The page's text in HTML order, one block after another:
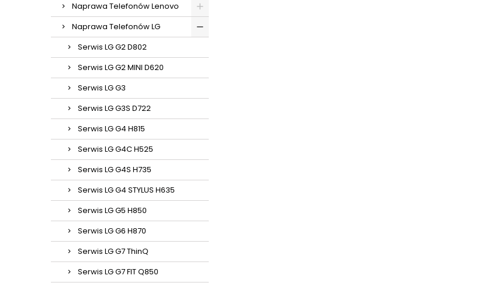
Naprawa Telefonów Lenovo
Naprawa Telefonów LG
Serwis LG G2 D802
Serwis LG G2 MINI D620
Serwis LG G3
Serwis LG G3S D722
Serwis LG G4 H815
Serwis LG G4C H525
Serwis LG G4S H735
Serwis LG G4 STYLUS H635
Serwis LG G5 H850
Serwis LG G6 H870
Serwis LG G7 ThinQ
Serwis LG G7 FIT Q850